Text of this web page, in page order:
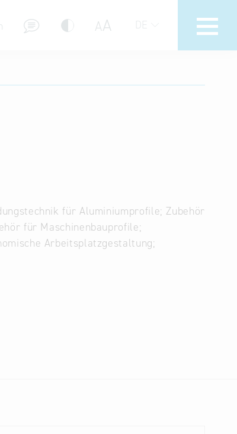
AA DE
für Aluminiumprofile; Zubehör
für Maschinenbauprofile;
Arbeitsplatzgestaltung;